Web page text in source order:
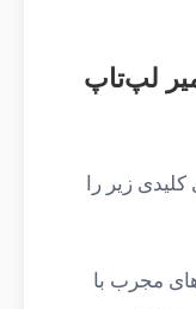
لپ‌تاپ
زیر را
مجرب با